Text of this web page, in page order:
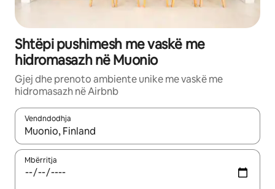
Shtëpi pushimesh me vaskë me
hidromasazh në Muonio
Gjej dhe prenoto ambiente unike me vaskë me
hidromasazh në Airbnb
Vendndodhja
Kur rezultatet të jenë të disponueshme, lëviz me butonat e
Mbërritja